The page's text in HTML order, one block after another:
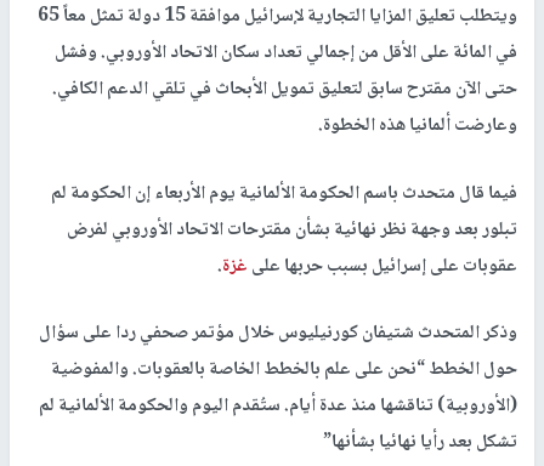
ويتطلب تعليق المزايا التجارية لإسرائيل موافقة 15 دولة تمثل معاً 65
في المائة على الأقل من إجمالي تعداد سكان الاتحاد الأوروبي. وفشل
حتى الآن مقترح سابق لتعليق تمويل الأبحاث في تلقي الدعم الكافي.
وعارضت ألمانيا هذه الخطوة.
فيما قال متحدث باسم الحكومة الألمانية يوم الأربعاء إن الحكومة لم
تبلور بعد وجهة نظر نهائية بشأن مقترحات الاتحاد الأوروبي لفرض
عقوبات على إسرائيل بسبب حربها علىغزة.
وذكر المتحدث شتيفان كورنيليوس خلال مؤتمر صحفي ردا على سؤال
حول الخطط “نحن على علم بالخطط الخاصة بالعقوبات. والمفوضية
(الأوروبية) تناقشها منذ عدة أيام. ستُقدم اليوم والحكومة الألمانية لم
تشكل بعد رأيا نهائيا بشأنها”